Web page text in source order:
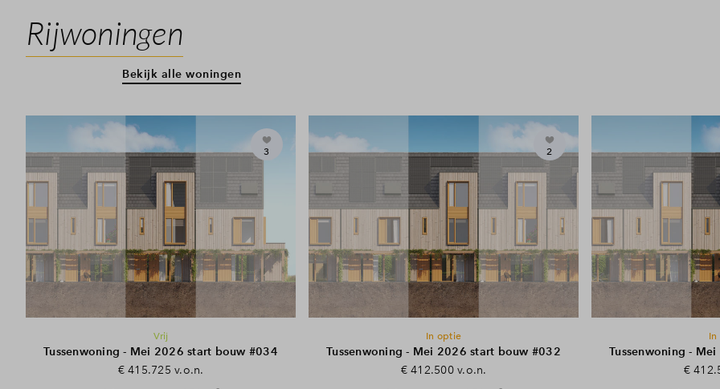
Rijwoningen
Bekijk alle woningen
3
Vrij
Tussenwoning - Mei 2026 start bouw #034
€ 415.725 v.o.n.
2
In optie
Tussenwoning - Mei 2026 start bouw #032
€ 412.500 v.o.n.
Tussenwoning -
€